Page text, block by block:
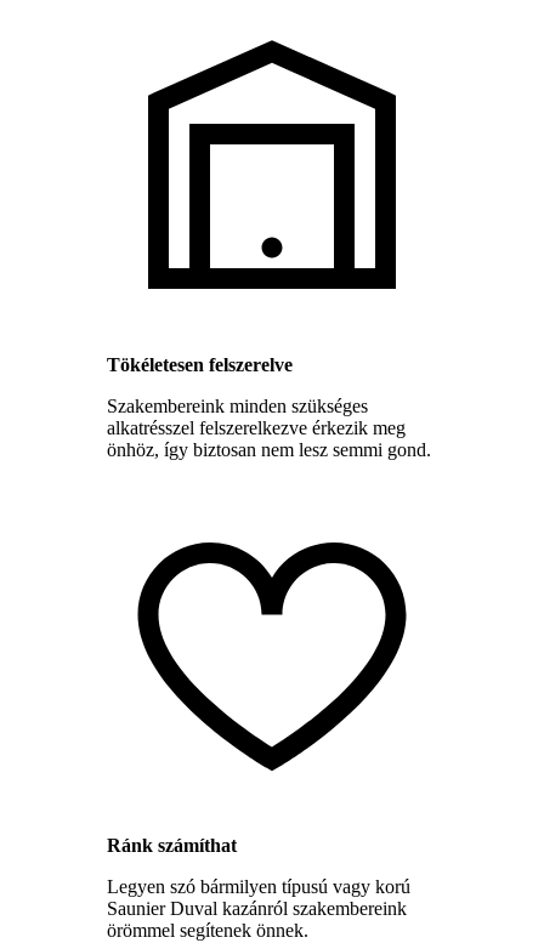
Tökéletesen felszerelve
Szakembereink minden szükséges
alkatrésszel felszerelkezve érkezik meg
önhöz, így biztosan nem lesz semmi gond.
Ránk számíthat
Legyen szó bármilyen típusú vagy korú
Saunier Duval kazánról szakembereink
örömmel segítenek önnek.